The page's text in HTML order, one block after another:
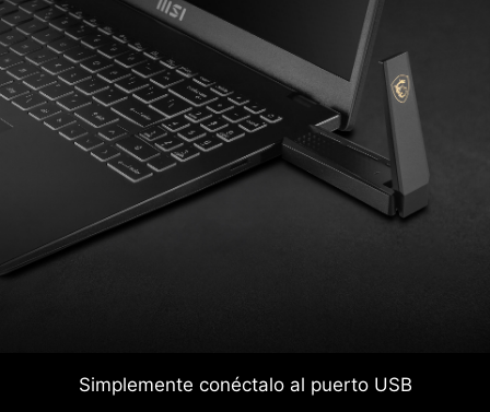
Simplemente conéctalo al puerto USB